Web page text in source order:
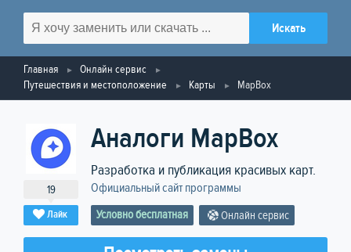
Главная
Онлайн сервис
Путешествия и местоположение
Карты MapBox
19
Лайк
Аналоги MapBox
Разработка и публикация красивых карт.
Официальный сайт программы
Условно бесплатная Онлайн сервис